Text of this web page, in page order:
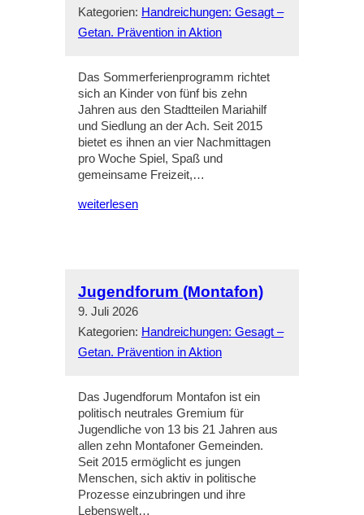
Kategorien: Handreichungen: Gesagt –
Getan. Prävention in Aktion
Das Sommerferienprogramm richtet
sich an Kinder von fünf bis zehn
Jahren aus den Stadtteilen Mariahilf
und Siedlung an der Ach. Seit 2015
bietet es ihnen an vier Nachmittagen
pro Woche Spiel, Spaß und
gemeinsame Freizeit,…
weiterlesen
Jugendforum (Montafon)
9. Juli 2026
Kategorien: Handreichungen: Gesagt –
Getan. Prävention in Aktion
Das Jugendforum Montafon ist ein
politisch neutrales Gremium für
Jugendliche von 13 bis 21 Jahren aus
allen zehn Montafoner Gemeinden.
Seit 2015 ermöglicht es jungen
Menschen, sich aktiv in politische
Prozesse einzubringen und ihre
Lebenswelt…